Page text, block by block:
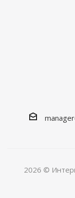
2026 ©